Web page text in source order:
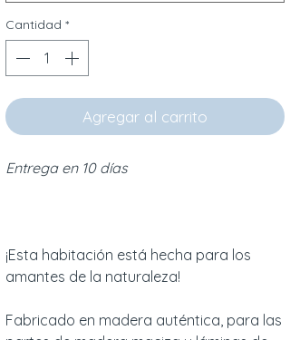
Cantidad *
Agregar al carrito
Entrega en 10 días
¡Esta habitación está hecha para los
amantes de la naturaleza!
Fabricado en madera auténtica, para las